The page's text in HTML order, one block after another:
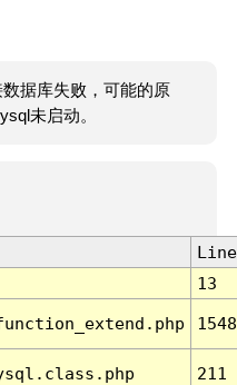
据库失败，可能的原
未启动。
Line
13
1548
211